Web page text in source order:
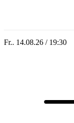
Fr.. 14.08.26 / 19:30